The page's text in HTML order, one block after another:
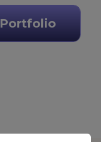
Portfolio